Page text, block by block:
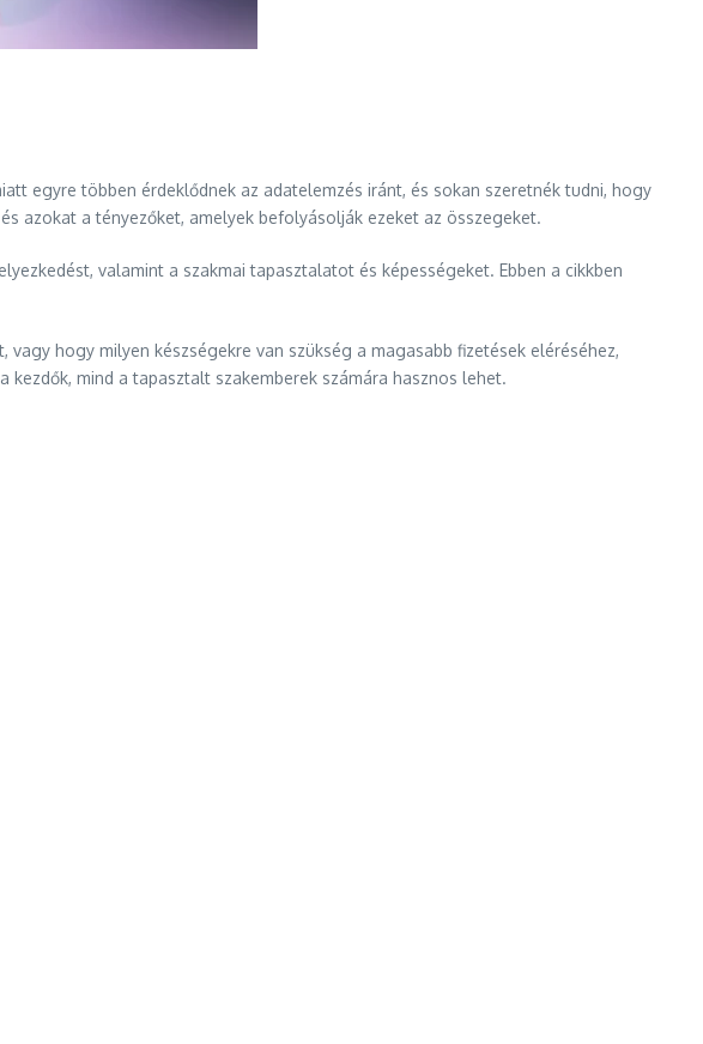
egyre többen érdeklődnek az adatelemzés iránt, és sokan szeretnék tudni, hogy
azokat a tényezőket, amelyek befolyásolják ezeket az összegeket.
valamint a szakmai tapasztalatot és képességeket. Ebben a cikkben
hogy milyen készségekre van szükség a magasabb fizetések eléréséhez,
mind a tapasztalt szakemberek számára hasznos lehet.